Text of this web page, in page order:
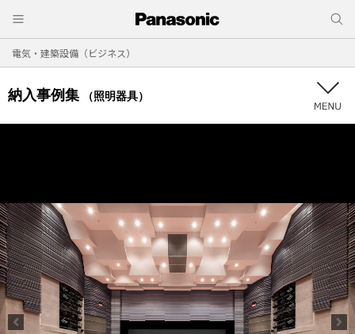
電気・建築設備（ビジネス）
納入事例集 （照明器具）